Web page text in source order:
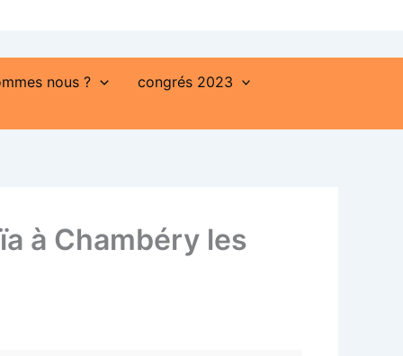
nous ? congrés 2023
à Chambéry les